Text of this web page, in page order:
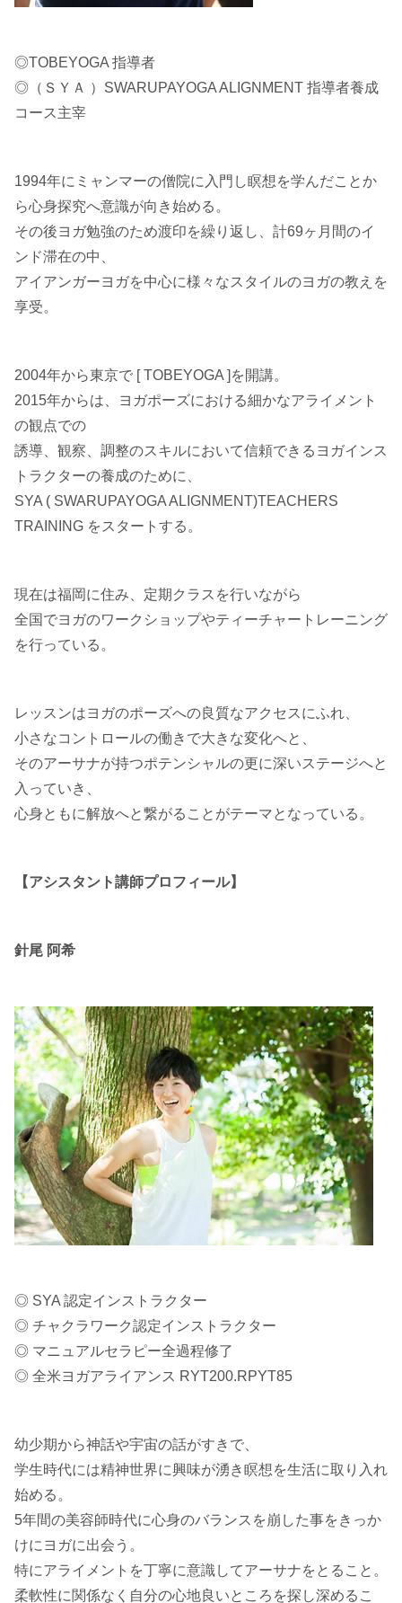
◎TOBEYOGA 指導者
◎（ＳＹＡ ）SWARUPAYOGA ALIGNMENT 指導者養成
コース主宰
1994年にミャンマーの僧院に入門し瞑想を学んだことか
ら心身探究へ意識が向き始める。
その後ヨガ勉強のため渡印を繰り返し、計69ヶ月間のイ
ンド滞在の中、
アイアンガーヨガを中心に様々なスタイルのヨガの教えを
享受。
2004年から東京で [ TOBEYOGA ]を開講。
2015年からは、ヨガポーズにおける細かなアライメント
の観点での
誘導、観察、調整のスキルにおいて信頼できるヨガインス
トラクターの養成のために、
SYA ( SWARUPAYOGA ALIGNMENT)TEACHERS
TRAINING をスタートする。
現在は福岡に住み、定期クラスを行いながら
全国でヨガのワークショップやティーチャートレーニング
を行っている。
レッスンはヨガのポーズへの良質なアクセスにふれ、
小さなコントロールの働きで大きな変化へと、
そのアーサナが持つポテンシャルの更に深いステージへと
入っていき、
心身ともに解放へと繋がることがテーマとなっている。
【アシスタント講師プロフィール】
針尾 阿希
◎ SYA 認定インストラクター
◎ チャクラワーク認定インストラクター
◎ マニュアルセラピー全過程修了
◎ 全米ヨガアライアンス RYT200.RPYT85
幼少期から神話や宇宙の話がすきで、
学生時代には精神世界に興味が湧き瞑想を生活に取り入れ
始める。
5年間の美容師時代に心身のバランスを崩した事をきっか
けにヨガに出会う。
特にアライメントを丁寧に意識してアーサナをとること。
柔軟性に関係なく自分の心地良いところを探し深めるこ